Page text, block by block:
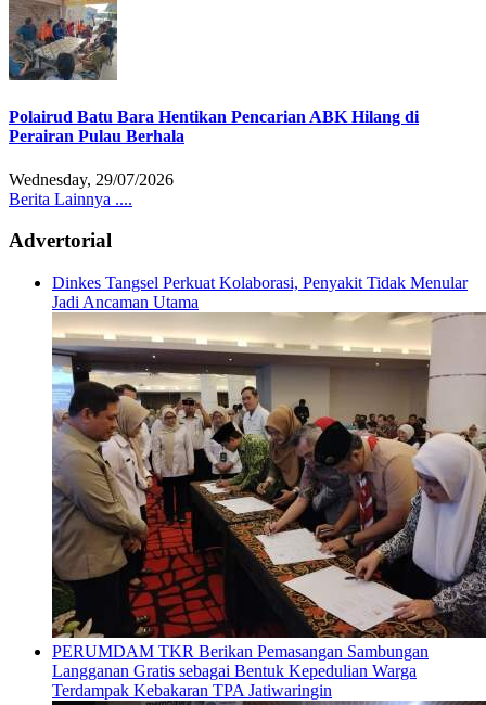
Polairud Batu Bara Hentikan Pencarian ABK Hilang di
Perairan Pulau Berhala
Wednesday, 29/07/2026
Berita Lainnya ....
Advertorial
Dinkes Tangsel Perkuat Kolaborasi, Penyakit Tidak Menular
Jadi Ancaman Utama
PERUMDAM TKR Berikan Pemasangan Sambungan
Langganan Gratis sebagai Bentuk Kepedulian Warga
Terdampak Kebakaran TPA Jatiwaringin